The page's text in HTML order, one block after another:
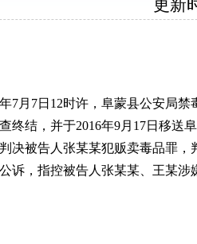
更新
年7月 7日 12时许，阜蒙县公安局禁
终结，并于2016年9月 17日移送
判决被告人张某某犯贩卖毒品罪
诉，指控被告人张某某、王某涉